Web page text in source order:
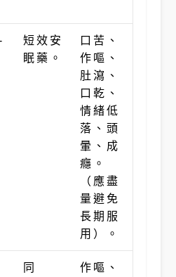
短效安
眠藥。
口苦、
作嘔、
肚瀉、
口乾、
情緒低
落、頭
暈、成
癮。
（應盡
量避免
長期服
用）。
同
作嘔、